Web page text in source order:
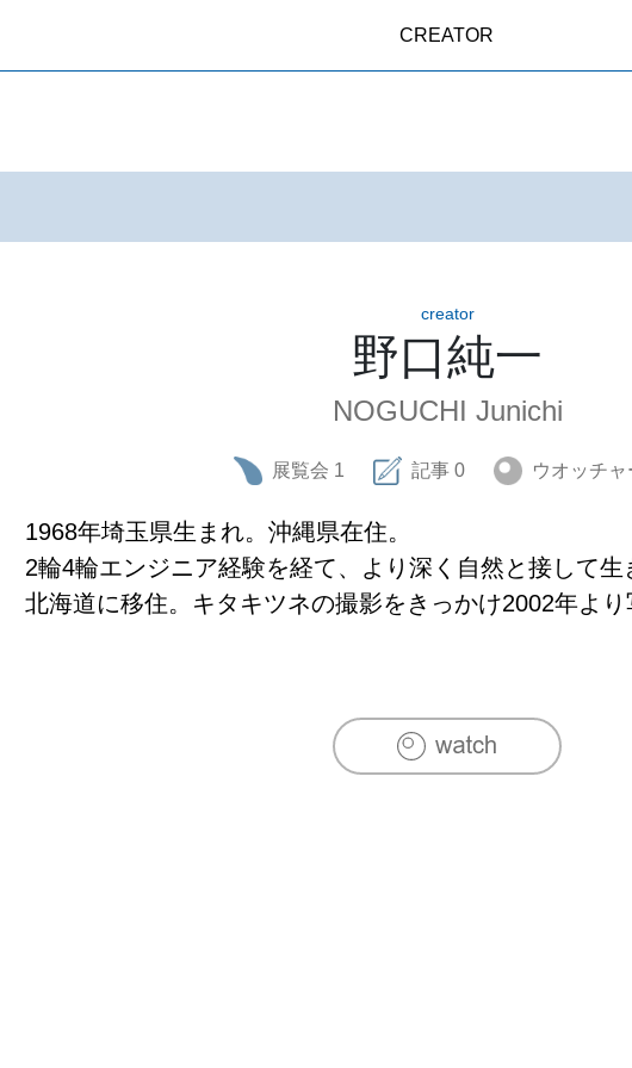
CREATOR
creator
野口純一
NOGUCHI Junichi
展覧会 1 記事 0 ウオッチャ
1968年埼玉県生まれ。沖縄県在住。
2輪4輪エンジニア経験を経て、より深く自然と接して
北海道に移住。キタキツネの撮影をきっかけ2002年よ
中心に始まった撮影対象は、美しい野生の姿を追い求め
ドを広げている。幅広い媒体に作品を提供しながら、現